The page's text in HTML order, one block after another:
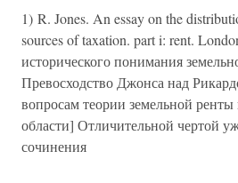
1) R. Jones. An essay on the
sources of taxation. part i: rent.
исторического понимания
Превосходство Джонса над
вопросам теории земельной
области] Отличительной чертой
сочинения